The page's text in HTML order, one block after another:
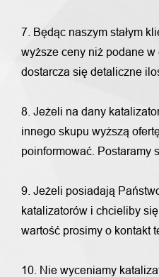
7. Będąc naszym stałym
wyższe ceny niż podane
dostarcza się detaliczne
8. Jeżeli na dany
innego skupu wyższą
poinformować. Postaramy
9. Jeżeli posiadają
katalizatorów i chcieliby
wartość prosimy o kontakt
10. Nie wyceniamy